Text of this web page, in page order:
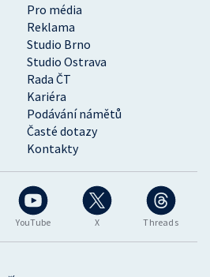
YouTube X Threads
Pro média
Reklama
Studio Brno
Studio Ostrava
Rada ČT
Kariéra
Podávání námětů
Časté dotazy
Kontakty